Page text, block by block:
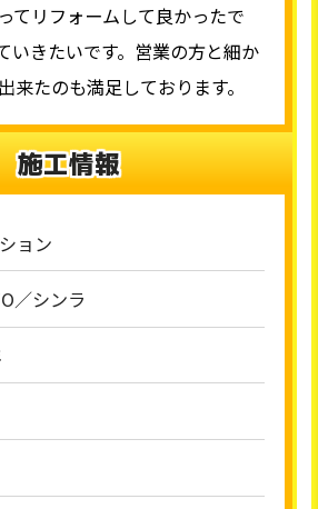
てリフォームして良かったで
いきたいです。営業の方と細か
来たのも満足しております。
施工情報
ョン
／シンラ